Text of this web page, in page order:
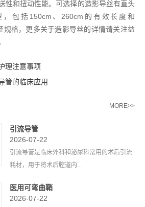
性和扭动性能。可选择的造影导丝有直头
包括150cm、260cm的有效长度和
规格，更多关于造影导丝的详情请关注益
理注意事项
管的临床应用
MORE>>
引流导管
2026-07-22
引流导管是临床外科和泌尿科常用的术后引流
耗材，用于将术后腔道内...
医用可弯曲鞘
2026-07-22